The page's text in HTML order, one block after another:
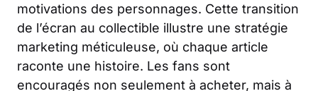
motivations des personnages. Cette transition
de l’écran au collectible illustre une stratégie
marketing méticuleuse, où chaque article
raconte une histoire. Les fans sont
encouragés non seulement à acheter, mais à